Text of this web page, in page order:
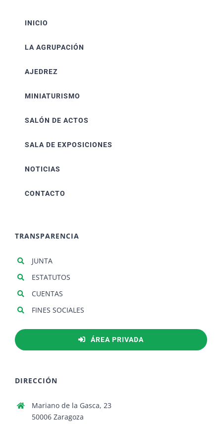
INICIO
LA AGRUPACIÓN
AJEDREZ
MINIATURISMO
SALÓN DE ACTOS
SALA DE EXPOSICIONES
NOTICIAS
CONTACTO
TRANSPARENCIA
JUNTA
ESTATUTOS
CUENTAS
FINES SOCIALES
ÁREA PRIVADA
DIRECCIÓN
Mariano de la Gasca, 23
50006 Zaragoza